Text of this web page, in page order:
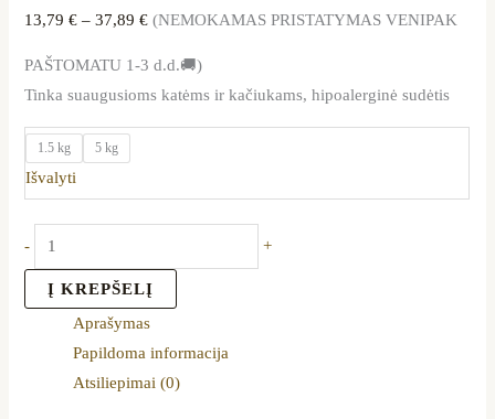
13,79€ – 37,89€ (NEMOKAMAS PRISTATYMAS VENIPAK
PAŠTOMATU 1-3 d.d.🚚)
Tinka suaugusioms katėms ir kačiukams, hipoalerginė sudėtis
1.5 kg 5 kg
Išvalyti
- +
Į KREPŠELĮ
Aprašymas
Papildoma informacija
Atsiliepimai (0)